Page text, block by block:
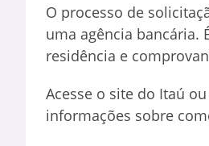
O processo de
uma agência bancária.
residência e
Acesse o site do Itaú
informações sobre